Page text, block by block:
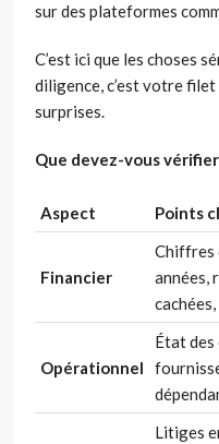
sur des plateformes
C’est ici que les choses
diligence, c’est votre
surprises.
Que devez-vous vérifier
Aspect Points
Financier
Chiffres
années,
Opérationnel
État des
Litiges